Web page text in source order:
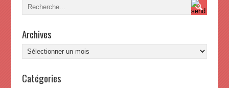
Archives
Archives
Catégories